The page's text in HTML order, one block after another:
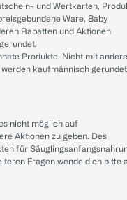
und Wertkarten,
Ware, Baby
Rabatten und Aktionen
Produkte. Nicht mit
kaufmännisch
nicht möglich auf
Aktionen zu geben. Des
für
Fragen wende dich bitte